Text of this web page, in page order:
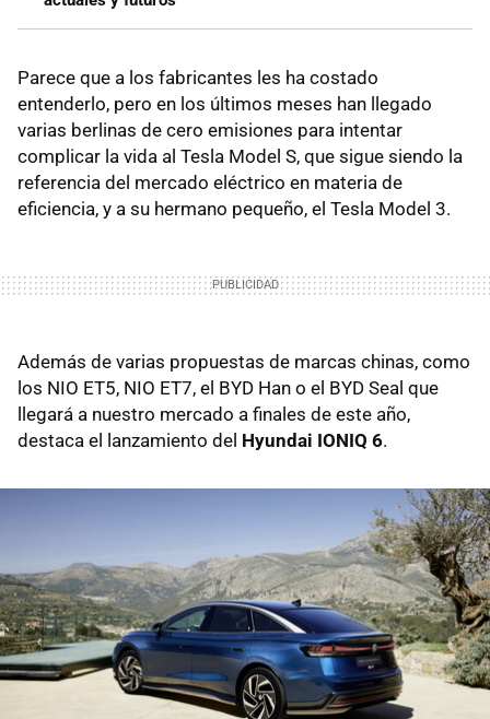
Parece que a los fabricantes les ha costado
entenderlo, pero en los últimos meses han llegado
varias berlinas de cero emisiones para intentar
complicar la vida al Tesla Model S, que sigue siendo la
referencia del mercado eléctrico en materia de
eficiencia, y a su hermano pequeño, el Tesla Model 3.
Además de varias propuestas de marcas chinas, como
los NIO ET5, NIO ET7, el BYD Han o el BYD Seal que
llegará a nuestro mercado a finales de este año,
destaca el lanzamiento del Hyundai IONIQ 6.